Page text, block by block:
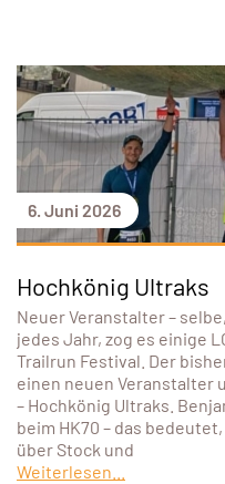
6. Juni 2026
Hochkönig Ultraks
Neuer Veranstalter –
jedes Jahr, zog es einige
Trailrun Festival. Der
einen neuen Veranstalter
– Hochkönig Ultraks.
beim HK70 – das
über Stock und
Weiterlesen...